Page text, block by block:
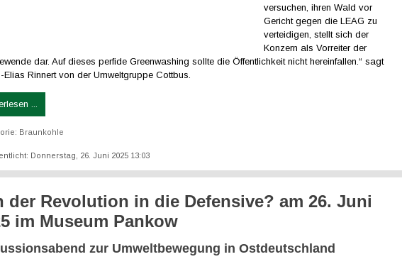
versuchen, ihren Wald vor
Gericht gegen die LEAG zu
verteidigen, stellt sich der
Konzern als Vorreiter der
dar. Auf dieses perfide Greenwashing sollte die Öffentlichkeit nicht hereinfallen.“ sagt
Elias Rinnert von der Umweltgruppe Cottbus.
...
Braunkohle
Donnerstag, 26. Juni 2025 13:03
der Revolution in die Defensive? am 26. Juni
im Museum Pankow
zur Umweltbewegung in Ostdeutschland